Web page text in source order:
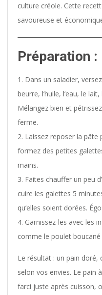
culture créole. Cette
savoureuse et
Préparation :
Dans un saladier,
beurre, l’huile, l’eau, le
Mélangez bien et
ferme.
Laissez reposer la pâte
formez des petites
mains.
Faites chauffer un peu
cuire les galettes 5
qu’elles soient dorées.
Garnissez-les avec les
comme le poulet
Le résultat : un pain doré,
selon vos envies. Le pain
farci juste après cuisson,